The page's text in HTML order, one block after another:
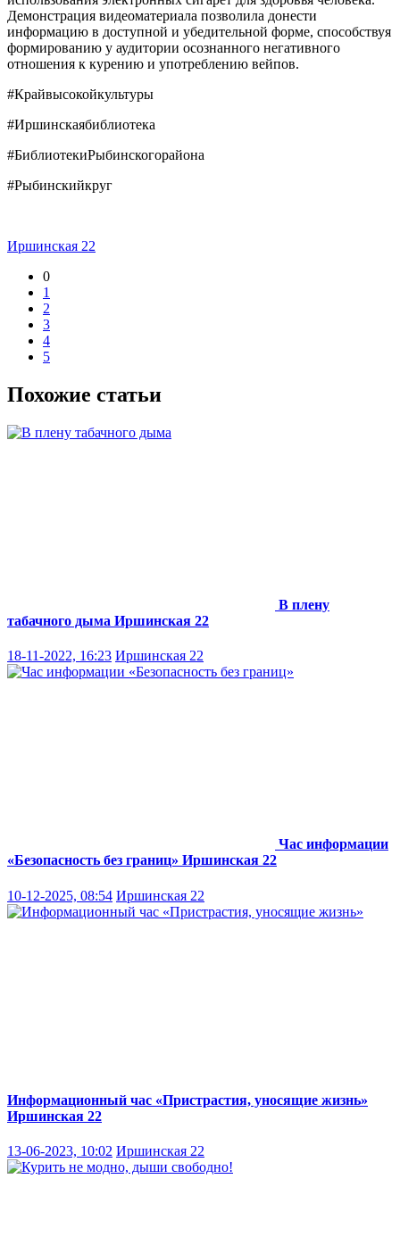
Демонстрация видеоматериала позволила донести
информацию в доступной и убедительной форме, способствуя
формированию у аудитории осознанного негативного
отношения к курению и употреблению вейпов.
#Крайвысокойкультуры
#Иршинскаябиблиотека
#БиблиотекиРыбинскогорайона
#Рыбинскийкруг
Иршинская 22
0
1
2
3
4
5
Похожие статьи
В плену
табачного дыма Иршинская 22
18-11-2022, 16:23 Иршинская 22
Час информации
«Безопасность без границ» Иршинская 22
10-12-2025, 08:54 Иршинская 22
Информационный час «Пристрастия, уносящие жизнь»
Иршинская 22
13-06-2023, 10:02 Иршинская 22